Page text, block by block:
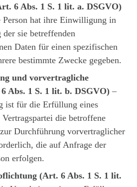
6 Abs. 1 S. 1 lit. a. DSGVO)
Person hat ihre Einwilligung in
sie betreffenden
Daten für einen spezifischen
bestimmte Zwecke gegeben.
und vorvertragliche
Abs. 1 S. 1 lit. b. DSGVO) –
ist für die Erfüllung eines
Vertragspartei die betroffene
Durchführung vorvertraglicher
die auf Anfrage der
erfolgen.
(Art. 6 Abs. 1 S. 1 lit.